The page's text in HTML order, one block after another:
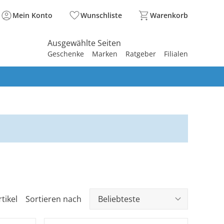
Mein Konto Wunschliste Warenkorb
Ausgewählte Seiten
Geschenke Marken Ratgeber Filialen
Sortieren nach